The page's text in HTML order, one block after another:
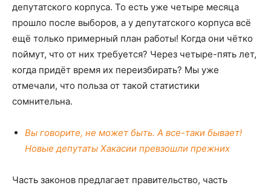
депутатского корпуса. То есть уже четыре месяца
прошло после выборов, а у депутатского корпуса всё
ещё только примерный план работы! Когда они чётко
поймут, что от них требуется? Через четыре-пять лет,
когда придёт время их переизбирать? Мы уже
отмечали, что польза от такой статистики
сомнительна.
Вы говорите, не может быть. А все-таки бывает!
Новые депутаты Хакасии превзошли прежних
Часть законов предлагает правительство, часть